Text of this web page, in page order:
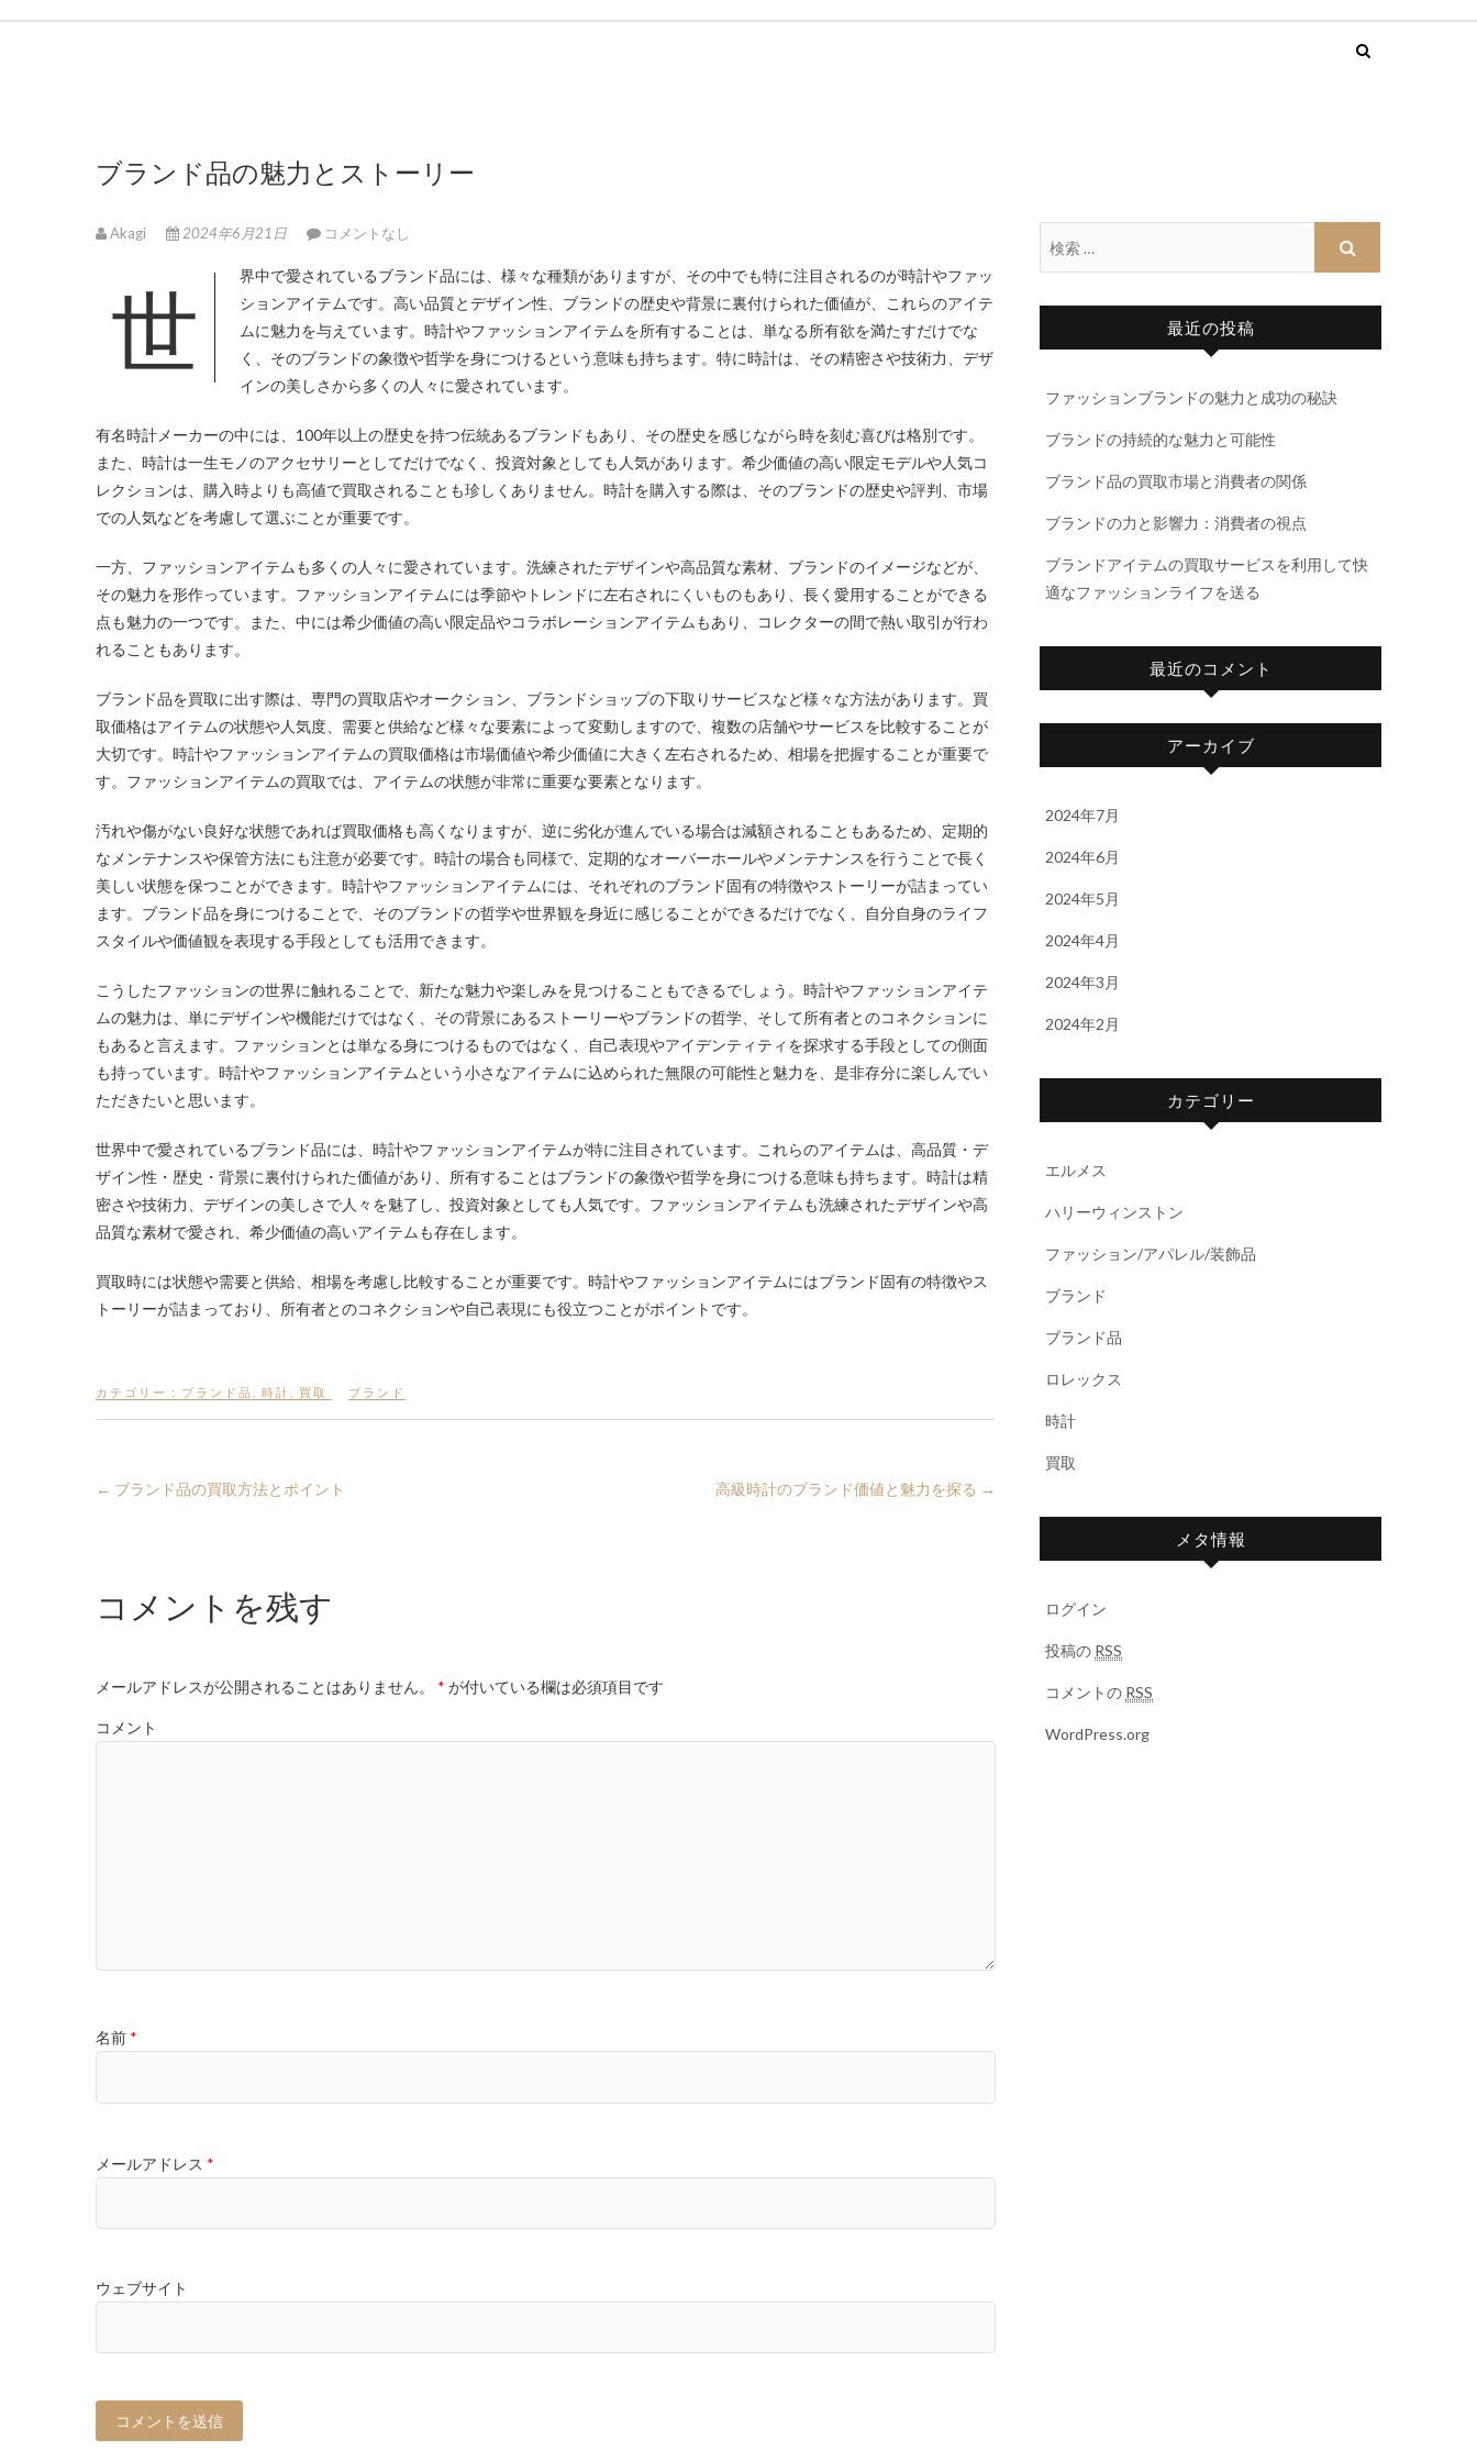
ブランド品の魅力とストーリー
Akagi 2024年6月21日 コメントなし
世界中で愛されているブランド品には、様々な種類がありますが、その中でも特に注目されるのが時計やファッ ションアイテムです。 高い品質とデザイン性、ブランドの歴史や背景に裏付けられた価値が、これらのアイテ
ムに魅力を与えています。時計やファッションアイテムを所有することは、単なる所有欲を満たすだけでな
く、そのブランドの象徴や哲学を身につけるという意味も持ちます。特に時計は、その精密さや技術力、デザ
インの美しさから多くの人々に愛されています。
有名時計メーカーの中には、100年以上の歴史を持つ伝統あるブランドもあり、その歴史を感じながら時を刻む喜びは格別です。
また、時計は一生モノのアクセサリーとしてだけでなく、投資対象としても人気があります。希少価値の高い限定モデルや人気コ
レクションは、購入時よりも高値で買取されることも珍しくありません。時計を購入する際は、そのブランドの歴史や評判、市場
での人気などを考慮して選ぶことが重要です。
一方、ファッションアイテムも多くの人々に愛されています。洗練されたデザインや高品質な素材、ブランドのイメージなどが、
その魅力を形作っています。ファッションアイテムには季節やトレンドに左右されにくいものもあり、長く愛用することができる
点も魅力の一つです。また、中には希少価値の高い限定品やコラボレーションアイテムもあり、コレクターの間で熱い取引が行わ
れることもあります。
ブランド品を買取に出す際は、専門の買取店やオークション、ブランドショップの下取りサービスなど様々な方法があります。買
取価格はアイテムの状態や人気度、需要と供給など様々な要素によって変動しますので、複数の店舗やサービスを比較することが
大切です。時計やファッションアイテムの買取価格は市場価値や希少価値に大きく左右されるため、相場を把握することが重要で
す。ファッションアイテムの買取では、アイテムの状態が非常に重要な要素となります。
汚れや傷がない良好な状態であれば買取価格も高くなりますが、逆に劣化が進んでいる場合は減額されることもあるため、定期的
なメンテナンスや保管方法にも注意が必要です。時計の場合も同様で、定期的なオーバーホールやメンテナンスを行うことで長く
美しい状態を保つことができます。時計やファッションアイテムには、それぞれのブランド固有の特徴やストーリーが詰まってい
ます。ブランド品を身につけることで、そのブランドの哲学や世界観を身近に感じることができるだけでなく、自分自身のライフ
スタイルや価値観を表現する手段としても活用できます。
こうしたファッションの世界に触れることで、新たな魅力や楽しみを見つけることもできるでしょう。時計やファッションアイテ
ムの魅力は、単にデザインや機能だけではなく、その背景にあるストーリーやブランドの哲学、そして所有者とのコネクションに
もあると言えます。ファッションとは単なる身につけるものではなく、自己表現やアイデンティティを探求する手段としての側面
も持っています。時計やファッションアイテムという小さなアイテムに込められた無限の可能性と魅力を、是非存分に楽しんでい
ただきたいと思います。
世界中で愛されているブランド品には、時計やファッションアイテムが特に注目されています。これらのアイテムは、高品質・デ
ザイン性・歴史・背景に裏付けられた価値があり、所有することはブランドの象徴や哲学を身につける意味も持ちます。時計は精
密さや技術力、デザインの美しさで人々を魅了し、投資対象としても人気です。ファッションアイテムも洗練されたデザインや高
品質な素材で愛され、希少価値の高いアイテムも存在します。
買取時には状態や需要と供給、相場を考慮し比較することが重要です。時計やファッションアイテムにはブランド固有の特徴やス
トーリーが詰まっており、所有者とのコネクションや自己表現にも役立つことがポイントです。
カテゴリー : ブランド品 時計 買取 ブランド
← ブランド品の買取方法とポイント 高級時計のブランド価値と魅力を探る →
コメントを残す
メールアドレスが公開されることはありません。 * が付いている欄は必須項目です
コメント
名前 *
メールアドレス *
ウェブサイト
最近の投稿
ファッションブランドの魅力と成功の秘訣
ブランドの持続的な魅力と可能性
ブランド品の買取市場と消費者の関係
ブランドの力と影響力：消費者の視点
ブランドアイテムの買取サービスを利用して快
適なファッションライフを送る
最近のコメント
アーカイブ
2024年7月
2024年6月
2024年5月
2024年4月
2024年3月
2024年2月
カテゴリー
エルメス
ハリーウィンストン
ファッション/アパレル/装飾品
ブランド
ブランド品
ロレックス
時計
買取
メタ情報
ログイン
投稿の RSS
コメントの RSS
WordPress.org